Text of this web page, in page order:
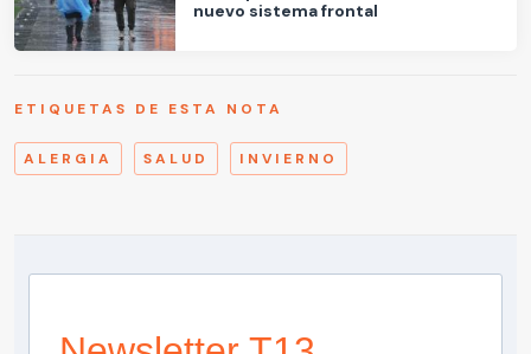
nuevo sistema frontal
ETIQUETAS DE ESTA NOTA
ALERGIA SALUD INVIERNO